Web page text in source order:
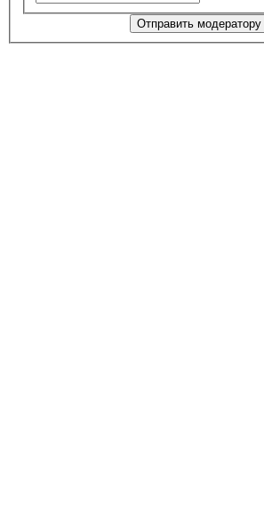
Отправить модератору